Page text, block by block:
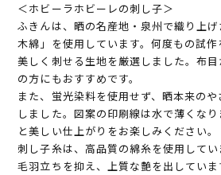
＜ホビーラホビーレの刺し子＞
ふきんは、晒の名産地・泉州で織り上
木綿」を使用しています。何度もの試作
美しく刺せる生地を厳選しました。布
の方にもおすすめです。
また、蛍光染料を使用せず、晒本来の
しました。図案の印刷線は水で薄くな
と美しい仕上がりをお楽しみください。
刺し子糸は、高品質の綿糸を使用して
毛羽立ちを抑え、上質な艶を出していま